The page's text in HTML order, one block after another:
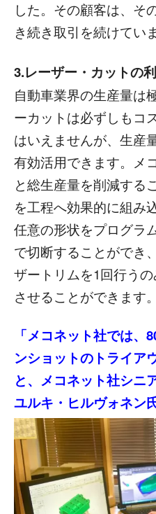
した。その顧客は、そ
き続き取引を続けていま
3.レーザー・カットの
自動車業界の生産量は
ーカットは必ずしもコ
はいえませんが、生産
有効活用できます。メ
と総生産量を削減する
を工程へ効果的に組み
任意の形状をプログラ
で切断することができ
ザートリムを1回行う
させることができます。
「メコネット社では、
ンショットのトライア
と、メコネット社シニ
ユルキ・ヒルヴォネン